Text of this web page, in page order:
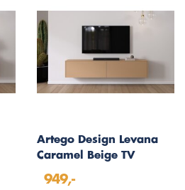
Artego Design Levana
Caramel Beige TV
949,-